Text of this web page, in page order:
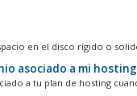
en el disco rígido o
asociado a mi
a tu plan de hosting